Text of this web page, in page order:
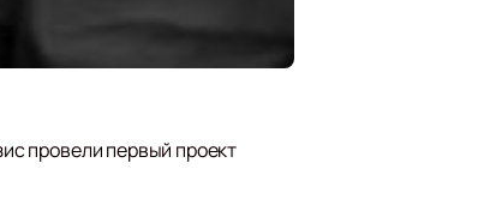
провели первый проект